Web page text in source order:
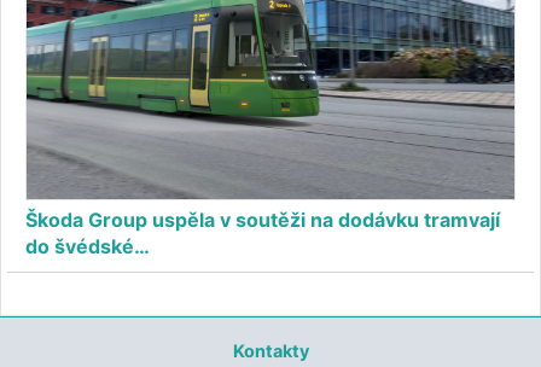
Škoda Group uspěla v soutěži na dodávku tramvají
do švédské…
Kontakty